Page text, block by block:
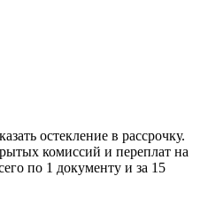
остекление в рассрочку.
комиссий и переплат на
по 1 документу и за 15